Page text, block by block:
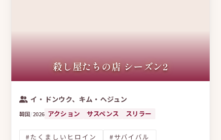
殺し屋たちの店 シーズン2
イ・ドンウク、キム・ヘジュン
韓国/2026 アクション サスペンス スリラー
#たくましいヒロイン
#サバイバル